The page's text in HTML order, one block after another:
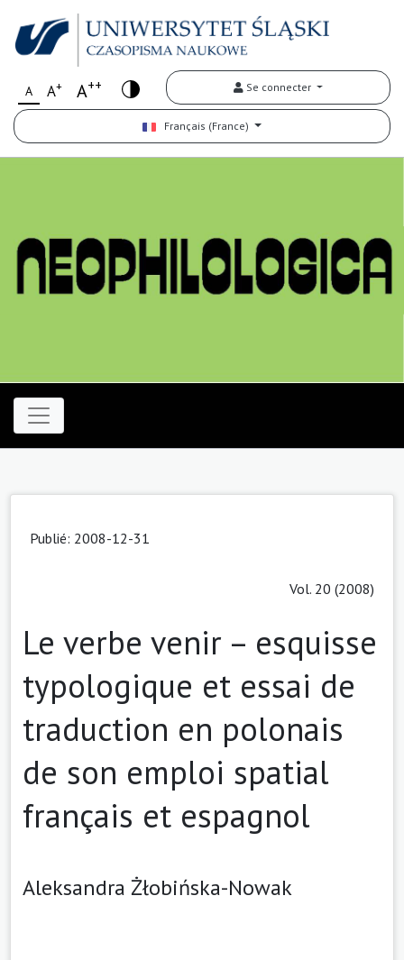
A A+ A++ Se connecter
Français (France)
Publié: 2008-12-31
Vol. 20 (2008)
Le verbe venir – esquisse
typologique et essai de
traduction en polonais
de son emploi spatial
français et espagnol
Aleksandra Żłobińska-Nowak